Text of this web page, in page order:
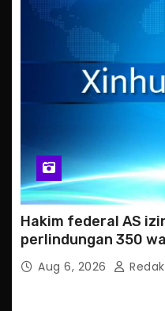
Hakim federal AS
perlindungan 350
Aug 6, 2026